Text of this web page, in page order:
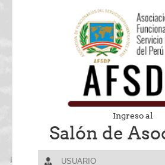
Ingreso al
Salón de